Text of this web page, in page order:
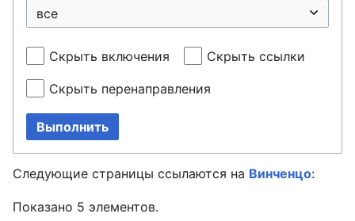
Скрыть включения Скрыть ссылки
Скрыть перенаправления
Выполнить
Следующие страницы ссылаются на Винченцо:
Показано 5 элементов.